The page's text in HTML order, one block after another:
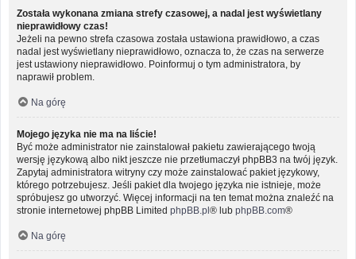
Została wykonana zmiana strefy czasowej, a nadal jest wyświetlany
nieprawidłowy czas!
Jeżeli na pewno strefa czasowa została ustawiona prawidłowo, a czas
nadal jest wyświetlany nieprawidłowo, oznacza to, że czas na serwerze
jest ustawiony nieprawidłowo. Poinformuj o tym administratora, by
naprawił problem.
Na górę
Mojego języka nie ma na liście!
Być może administrator nie zainstalował pakietu zawierającego twoją
wersję językową albo nikt jeszcze nie przetłumaczył phpBB3 na twój język.
Zapytaj administratora witryny czy może zainstalować pakiet językowy,
którego potrzebujesz. Jeśli pakiet dla twojego języka nie istnieje, może
spróbujesz go utworzyć. Więcej informacji na ten temat można znaleźć na
stronie internetowej phpBB Limited phpBB.pl® lub phpBB.com®
Na górę